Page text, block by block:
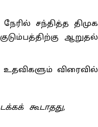
சந்தித்த திமுக
ஆறுதல்
விரைவில்
கூடாதது,